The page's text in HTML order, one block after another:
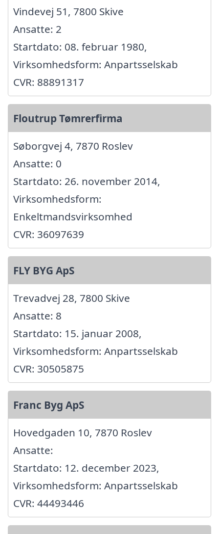
Vindevej 51, 7800 Skive
Ansatte: 2
Startdato: 08. februar 1980,
Virksomhedsform: Anpartsselskab
CVR: 88891317
Floutrup Tømrerfirma
Søborgvej 4, 7870 Roslev
Ansatte: 0
Startdato: 26. november 2014,
Virksomhedsform:
Enkeltmandsvirksomhed
CVR: 36097639
FLY BYG ApS
Trevadvej 28, 7800 Skive
Ansatte: 8
Startdato: 15. januar 2008,
Virksomhedsform: Anpartsselskab
CVR: 30505875
Franc Byg ApS
Hovedgaden 10, 7870 Roslev
Ansatte:
Startdato: 12. december 2023,
Virksomhedsform: Anpartsselskab
CVR: 44493446